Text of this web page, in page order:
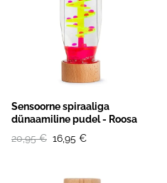
Sensoorne spiraaliga
dünaamiline pudel - Roosa
20,95 € 16,95 €